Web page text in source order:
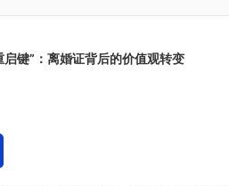
启键”：离婚证背后的价值观转变